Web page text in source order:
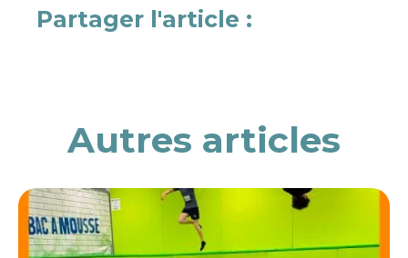
Partager l'article :
Autres articles